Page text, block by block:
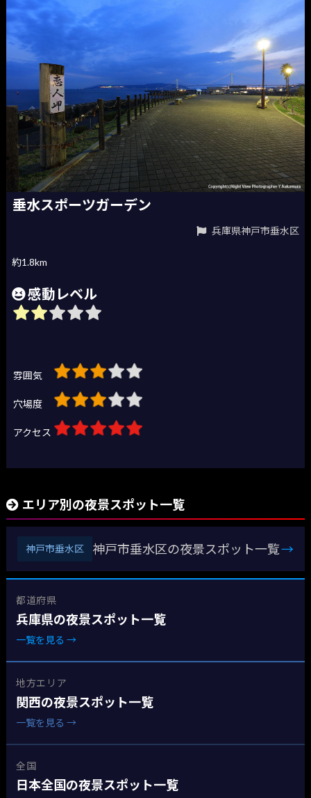
垂水スポーツガーデン
兵庫県神戸市垂水区
約1.8km
感動レベル
雰囲気
穴場度
アクセス
エリア別の夜景スポット一覧
神戸市垂水区 神戸市垂水区の夜景スポット一覧→
都道府県
兵庫県の夜景スポット一覧
一覧を見る →
地方エリア
関西の夜景スポット一覧
一覧を見る →
全国
日本全国の夜景スポット一覧